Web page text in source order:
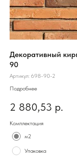
Декоративный
90
Артикул: 698-90-2
Подробнее
2 880,53 р.
Комплектация
м2
Упаковка